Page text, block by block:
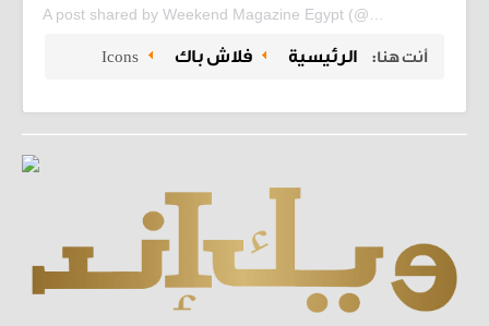
أنت هنا: الرئيسية فلاش باك Icons